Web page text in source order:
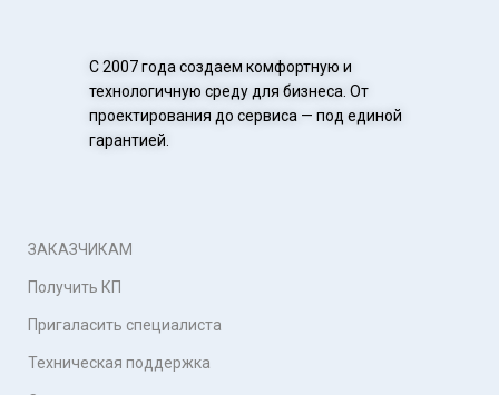
С 2007 года создаем комфортную и
технологичную среду для бизнеса. От
проектирования до сервиса — под единой
гарантией.
ЗАКАЗЧИКАМ
Получить КП
Пригаласить специалиста
Техническая поддержка